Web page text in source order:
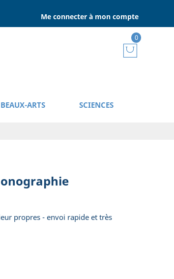
Me connecter à mon compte
0
BEAUX-ARTS SCIENCES
propres - envoi rapide et très